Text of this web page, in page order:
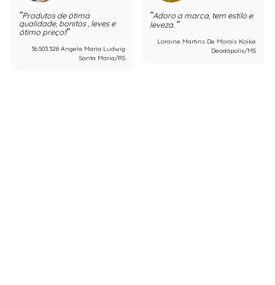
Produtos de ótima
qualidade, bonitos , leves e
ótimo preço!!
36.503.328 Angela Maria Ludwig
Santa Maria/RS
Adoro a marca, tem estilo e
leveza.
Loraine Martins De Morais Koike
Deodápolis/MS